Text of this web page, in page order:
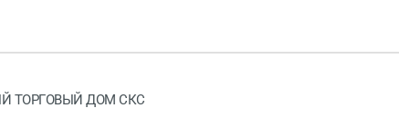
ТОРГОВЫЙ ДОМ СКС